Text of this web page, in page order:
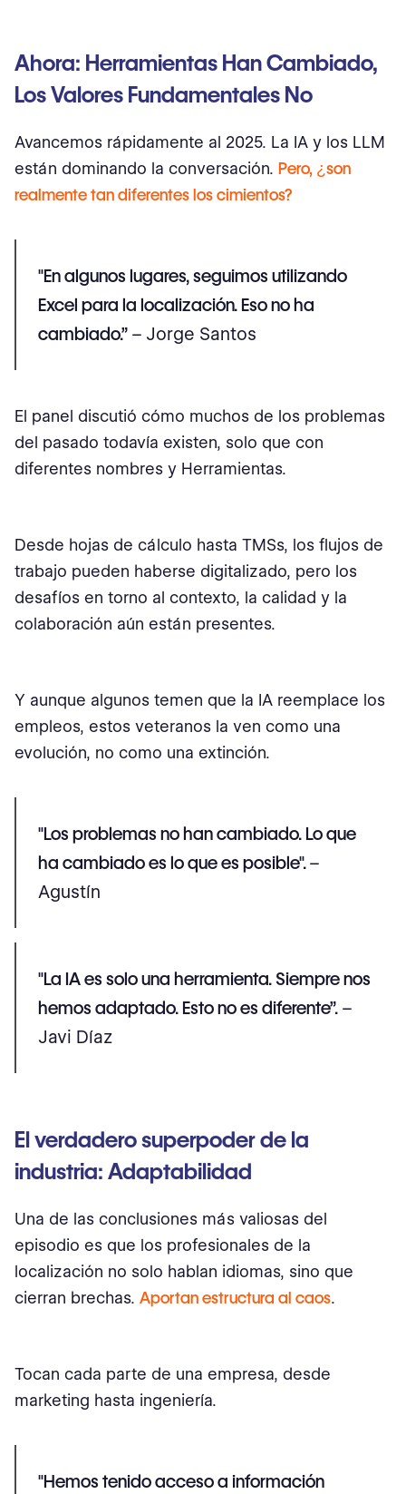
Ahora: Herramientas Han Cambiado,
Los Valores Fundamentales No
Avancemos rápidamente al 2025. La IA y los LLM
están dominando la conversación. Pero, ¿son
realmente tan diferentes los cimientos?
"En algunos lugares, seguimos utilizando
Excel para la localización. Eso no ha
cambiado.” – Jorge Santos
El panel discutió cómo muchos de los problemas
del pasado todavía existen, solo que con
diferentes nombres y Herramientas.
Desde hojas de cálculo hasta TMSs, los flujos de
trabajo pueden haberse digitalizado, pero los
desafíos en torno al contexto, la calidad y la
colaboración aún están presentes.
Y aunque algunos temen que la IA reemplace los
empleos, estos veteranos la ven como una
evolución, no como una extinción.
"Los problemas no han cambiado. Lo que
ha cambiado es lo que es posible".–
Agustín
"La IA es solo una herramienta. Siempre nos
hemos adaptado. Esto no es diferente”. –
Javi Díaz
El verdadero superpoder de la
industria: Adaptabilidad
Una de las conclusiones más valiosas del
episodio es que los profesionales de la
localización no solo hablan idiomas, sino que
cierran brechas. Aportan estructura al caos.
Tocan cada parte de una empresa, desde
marketing hasta ingeniería.
"Hemos tenido acceso a información